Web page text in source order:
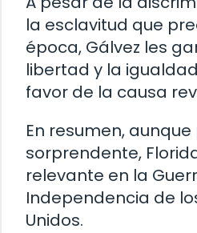
la esclavitud que
época, Gálvez les
libertad y la
favor de la causa
En resumen,
sorprendente,
relevante en la
Independencia de
Unidos.